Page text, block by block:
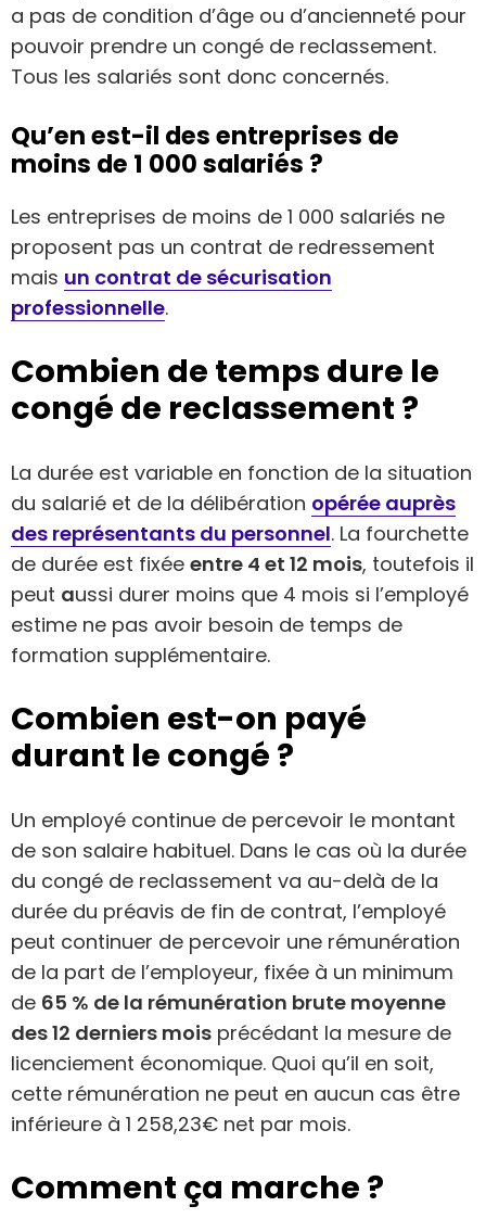
a pas de condition d’âge ou d’ancienneté pour
pouvoir prendre un congé de reclassement.
Tous les salariés sont donc concernés.
Qu’en est-il des entreprises de
moins de 1 000 salariés ?
Les entreprises de moins de 1 000 salariés ne
proposent pas un contrat de redressement
mais un contrat de sécurisation
professionnelle.
Combien de temps dure le
congé de reclassement ?
La durée est variable en fonction de la situation
du salarié et de la délibération opérée auprès
des représentants du personnel. La fourchette
de durée est fixée entre 4 et 12 mois, toutefois il
peut aussi durer moins que 4 mois si l’employé
estime ne pas avoir besoin de temps de
formation supplémentaire.
Combien est-on payé
durant le congé ?
Un employé continue de percevoir le montant
de son salaire habituel. Dans le cas où la durée
du congé de reclassement va au-delà de la
durée du préavis de fin de contrat, l’employé
peut continuer de percevoir une rémunération
de la part de l’employeur, fixée à un minimum
de 65 % de la rémunération brute moyenne
des 12 derniers mois précédant la mesure de
licenciement économique. Quoi qu’il en soit,
cette rémunération ne peut en aucun cas être
inférieure à 1 258,23€ net par mois.
Comment ça marche ?